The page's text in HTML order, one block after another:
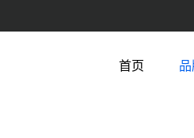
首页